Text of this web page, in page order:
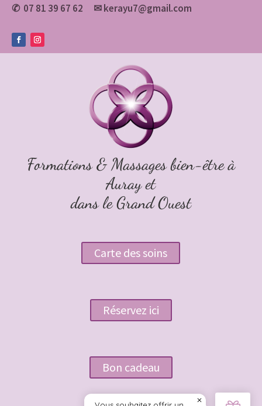
✆ 07 81 39 67 62 ✉kerayu7@gmail.com
Formations & Massages bien-être à
Auray et
dans le Grand Ouest
Carte des soins
Réservez ici
Bon cadeau